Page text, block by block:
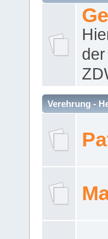
Verehrung -